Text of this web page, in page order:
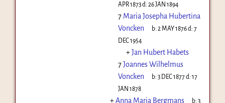
APR 1873d: 26 JAN 1894
7 Maria Josepha Hubertina
Voncken
b:2 MAY 1876d:7
DEC 1954
+Jan Hubert Habets
7Joannes Wilhelmus
Voncken
b:3 DEC 1877d:17
JAN 1878
+Anna Maria Bergmans b:3